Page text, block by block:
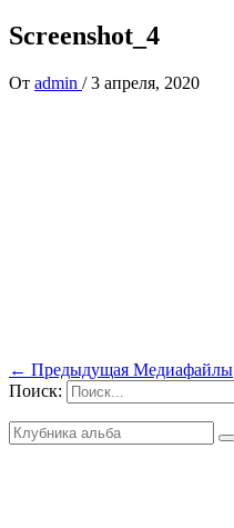
Screenshot_4
От admin /3 апреля, 2020
← Предыдущая Медиафайлы
Поиск: